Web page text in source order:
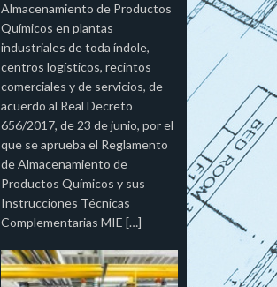
Almacenamiento de Productos
Químicos en plantas
industriales de toda índole,
centros logísticos, recintos
comerciales y de servicios, de
acuerdo al Real Decreto
656/2017, de 23 de junio, por el
que se aprueba el Reglamento
de Almacenamiento de
Productos Químicos y sus
Instrucciones Técnicas
Complementarias MIE […]